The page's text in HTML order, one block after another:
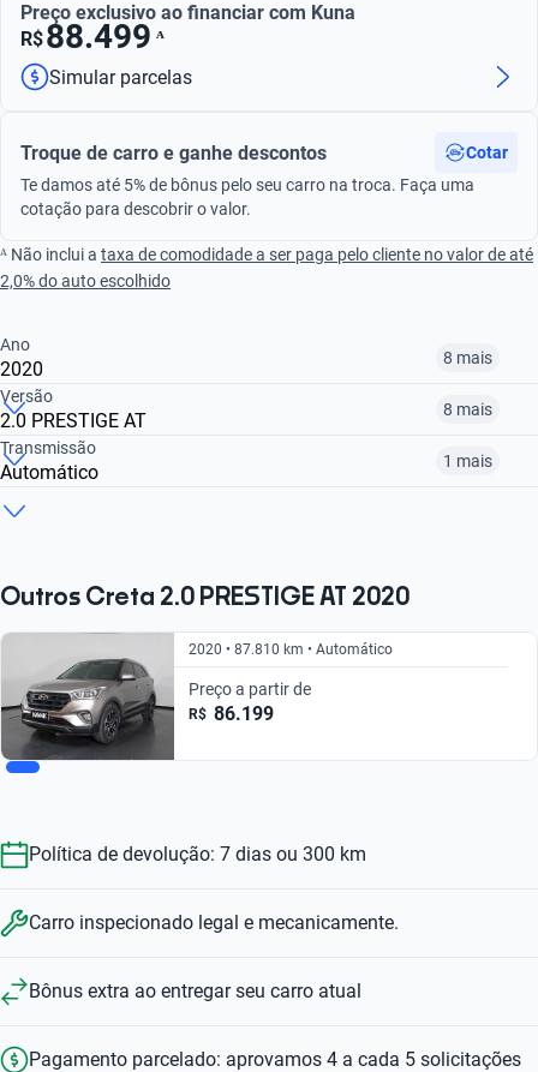
Preço exclusivo ao financiar com Kuna
R$88.499 ᴬ
Simular parcelas
Troque de carro e ganhe descontos
Cotar
Te damos até 5% de bônus pelo seu carro na troca. Faça uma
cotação para descobrir o valor.
ᴬ Não inclui a taxa de comodidade a ser paga pelo cliente no valor de até
2,0% do auto escolhido
Ano
2020 8 mais
2017
R$ 80.899
Versão
2.0 PRESTIGE AT 8 mais
Transmissão
Automático 1 mais
R$ 80.899 R$ 72.099
Outros Creta 2.0 PRESTIGE AT 2020
2020 • 87.810 km • Automático
Preço a partir de
R$ 86.199
Política de devolução: 7 dias ou 300 km
Carro inspecionado legal e mecanicamente.
Bônus extra ao entregar seu carro atual
Pagamento parcelado: aprovamos 4 a cada 5 solicitações